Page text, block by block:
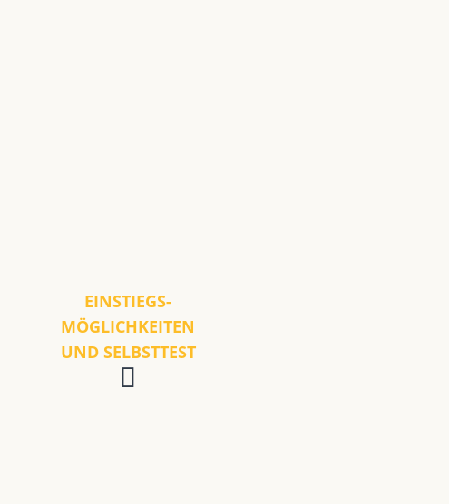
EINSTIEGS-
MÖGLICHKEITEN
UND SELBSTTEST